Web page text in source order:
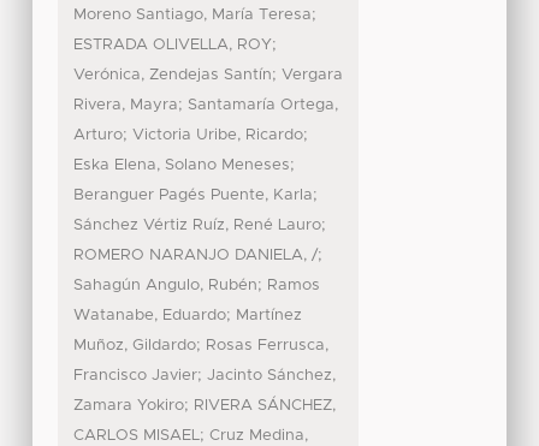
Moreno Santiago, María Teresa;
ESTRADA OLIVELLA, ROY;
Verónica, Zendejas Santín; Vergara
Rivera, Mayra; Santamaría Ortega,
Arturo; Victoria Uribe, Ricardo;
Eska Elena, Solano Meneses;
Beranguer Pagés Puente, Karla;
Sánchez Vértiz Ruíz, René Lauro;
ROMERO NARANJO DANIELA, /;
Sahagún Angulo, Rubén; Ramos
Watanabe, Eduardo; Martínez
Muñoz, Gildardo; Rosas Ferrusca,
Francisco Javier; Jacinto Sánchez,
Zamara Yokiro; RIVERA SÁNCHEZ,
CARLOS MISAEL; Cruz Medina,